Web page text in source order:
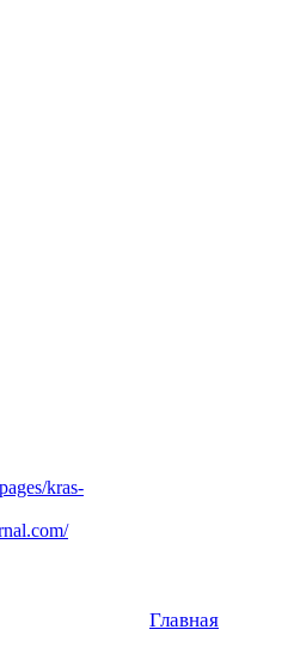
Главная